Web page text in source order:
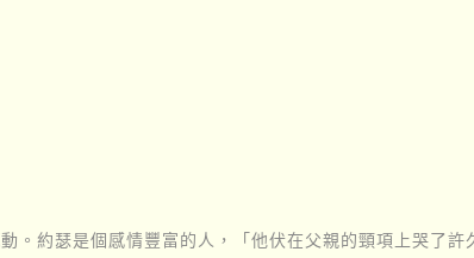
。約瑟是個感情豐富的人，「他伏在父親的頸項上哭了許